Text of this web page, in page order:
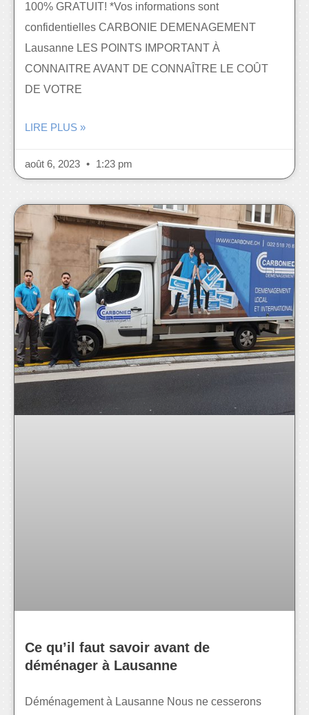
100% GRATUIT! *Vos informations sont
confidentielles CARBONIE DEMENAGEMENT
Lausanne LES POINTS IMPORTANT À
CONNAITRE AVANT DE CONNAÎTRE LE COÛT
DE VOTRE
LIRE PLUS »
août 6, 2023 1:23 pm
Ce qu’il faut savoir avant de
déménager à Lausanne
Déménagement à Lausanne Nous ne cesserons